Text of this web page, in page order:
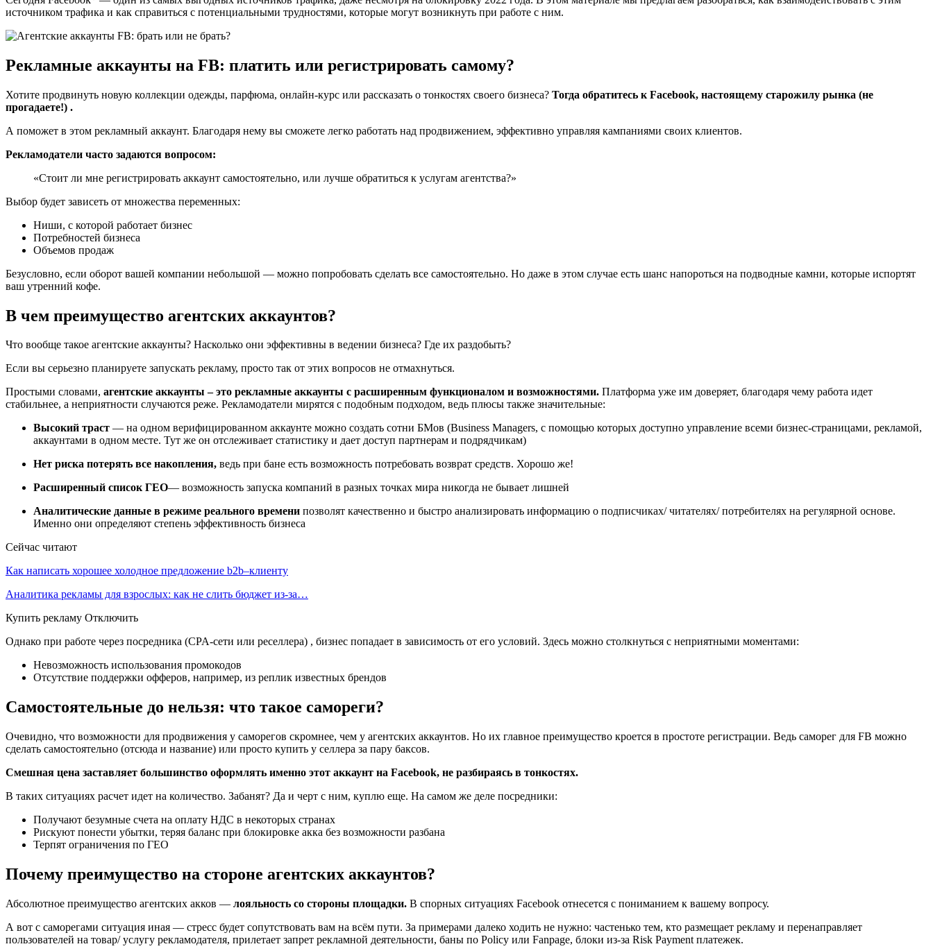
источником трафика и как справиться с потенциальными трудностями, которые могут возникнуть при работе с ним.
Рекламные аккаунты на FB: платить или регистрировать самому?
Хотите продвинуть новую коллекции одежды, парфюма, онлайн-курс или рассказать о тонкостях своего бизнеса? Тогда обратитесь к Facebook, настоящему старожилу рынка (не
прогадаете!) .
А поможет в этом рекламный аккаунт. Благодаря нему вы сможете легко работать над продвижением, эффективно управляя кампаниями своих клиентов.
Рекламодатели часто задаются вопросом:
«Стоит ли мне регистрировать аккаунт самостоятельно, или лучше обратиться к услугам агентства?»
Выбор будет зависеть от множества переменных:
Ниши, с которой работает бизнес
Потребностей бизнеса
Объемов продаж
Безусловно, если оборот вашей компании небольшой — можно попробовать сделать все самостоятельно. Но даже в этом случае есть шанс напороться на подводные камни, которые испортят
ваш утренний кофе.
В чем преимущество агентских аккаунтов?
Что вообще такое агентские аккаунты? Насколько они эффективны в ведении бизнеса? Где их раздобыть?
Если вы серьезно планируете запускать рекламу, просто так от этих вопросов не отмахнуться.
Простыми словами, агентские аккаунты – это рекламные аккаунты с расширенным функционалом и возможностями. Платформа уже им доверяет, благодаря чему работа идет
стабильнее, а неприятности случаются реже. Рекламодатели мирятся с подобным подходом, ведь плюсы также значительные:
Высокий траст — на одном верифицированном аккаунте можно создать сотни БМов (Business Managers, с помощью которых доступно управление всеми бизнес-страницами, рекламой,
аккаунтами в одном месте. Тут же он отслеживает статистику и дает доступ партнерам и подрядчикам)
Нет риска потерять все накопления, ведь при бане есть возможность потребовать возврат средств. Хорошо же!
Расширенный список ГЕО— возможность запуска компаний в разных точках мира никогда не бывает лишней
Аналитические данные в режиме реального времени позволят качественно и быстро анализировать информацию о подписчиках/ читателях/ потребителях на регулярной основе.
Именно они определяют степень эффективность бизнеса
Сейчас читают
Как написать хорошее холодное предложение b2b–клиенту
Аналитика рекламы для взрослых: как не слить бюджет из-за…
Купить рекламу Отключить
Однако при работе через посредника (CPA-сети или реселлера) , бизнес попадает в зависимость от его условий. Здесь можно столкнуться с неприятными моментами:
Невозможность использования промокодов
Отсутствие поддержки офферов, например, из реплик известных брендов
Самостоятельные до нельзя: что такое самореги?
Очевидно, что возможности для продвижения у саморегов скромнее, чем у агентских аккаунтов. Но их главное преимущество кроется в простоте регистрации. Ведь саморег для FB можно
сделать самостоятельно (отсюда и название) или просто купить у селлера за пару баксов.
Смешная цена заставляет большинство оформлять именно этот аккаунт на Facebook, не разбираясь в тонкостях.
В таких ситуациях расчет идет на количество. Забанят? Да и черт с ним, куплю еще. На самом же деле посредники:
Получают безумные счета на оплату НДС в некоторых странах
Рискуют понести убытки, теряя баланс при блокировке акка без возможности разбана
Терпят ограничения по ГЕО
Почему преимущество на стороне агентских аккаунтов?
Абсолютное преимущество агентских акков — лояльность со стороны площадки. В спорных ситуациях Facebook отнесется с пониманием к вашему вопросу.
А вот с саморегами ситуация иная — стресс будет сопутствовать вам на всём пути. За примерами далеко ходить не нужно: частенько тем, кто размещает рекламу и перенаправляет
пользователей на товар/ услугу рекламодателя, прилетает запрет рекламной деятельности, баны по Policy или Fanpage, блоки из-за Risk Payment платежек.